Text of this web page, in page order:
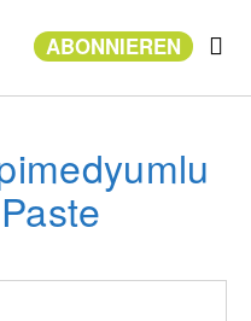
ABONNIEREN